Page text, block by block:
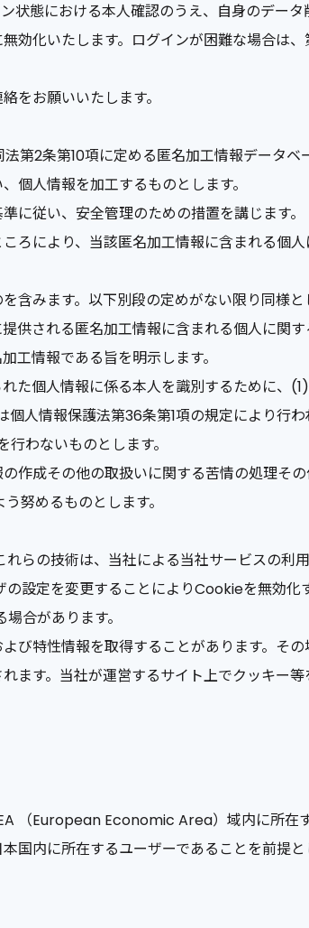
態における本人確認のうえ、自身のデー
効化いたします。ログインが困難な場合は
をお願いいたします。
2条第10項に定める匿名加工情報データベ
個人情報を加工するものとします。
に従い、安全管理のための措置を講じます。
ろにより、当該匿名加工情報に含まれる個
みます。以下別段の定めがない限り同様
供される匿名加工情報に含まれる個人に関
工情報である旨を明示します。
た個人情報に係る本人を識別するために、
人情報保護法第36条第1項の規定により行
わないものとします。
作成その他の取扱いに関する苦情の処理そ
努めるものとします。
らの技術は、当社による当社サービスの利
設定を変更することによりCookieを無効化
合があります。
び特性情報を取得することがあります。そ
ます。当社が運営するサイト上でクッキー
（European Economic Area）域内に所在
国内に所在するユーザーであることを前提